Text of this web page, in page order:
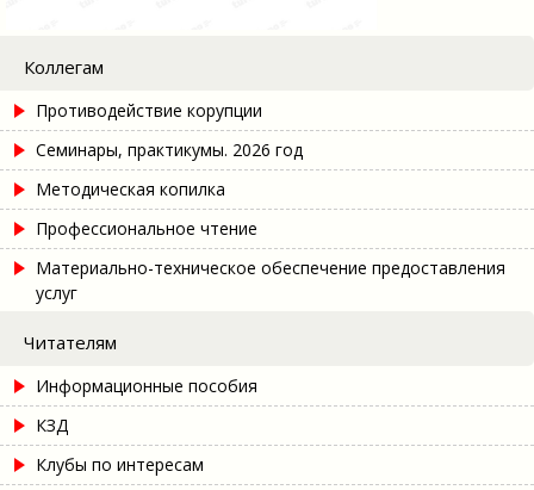
Коллегам
Противодействие корупции
Семинары, практикумы. 2026 год
Методическая копилка
Профессиональное чтение
Материально-техническое обеспечение предоставления
услуг
Читателям
Информационные пособия
КЗД
Клубы по интересам